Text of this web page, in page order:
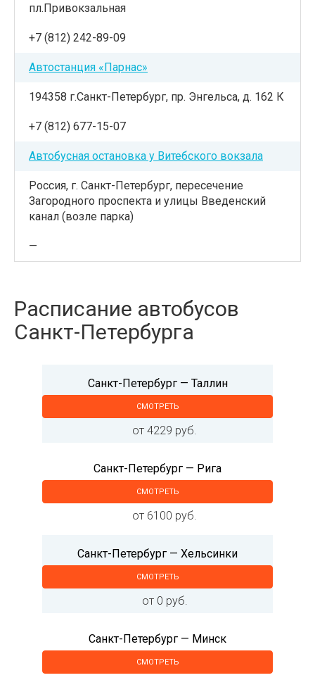
пл.Привокзальная
+7 (812) 242-89-09
Автостанция «Парнас»
194358 г.Санкт-Петербург, пр. Энгельса, д. 162 К
+7 (812) 677-15-07
Автобусная остановка у Витебского вокзала
Россия, г. Санкт-Петербург, пересечение
Загородного проспекта и улицы Введенский
канал (возле парка)
—
Расписание автобусов
Санкт-Петербурга
Санкт-Петербург — Таллин
СМОТРЕТЬ
от 4229 руб.
Санкт-Петербург — Рига
СМОТРЕТЬ
от 6100 руб.
Санкт-Петербург — Хельсинки
СМОТРЕТЬ
от 0 руб.
Санкт-Петербург — Минск
СМОТРЕТЬ